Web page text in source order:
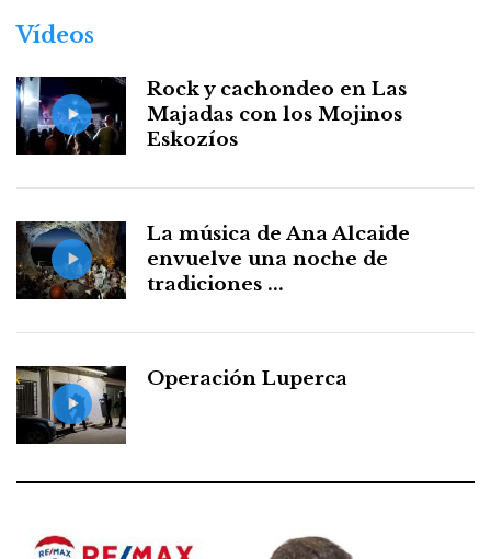
Vídeos
Rock y cachondeo en Las
Majadas con los Mojinos
Eskozíos
La música de Ana Alcaide
envuelve una noche de
tradiciones ...
Operación Luperca